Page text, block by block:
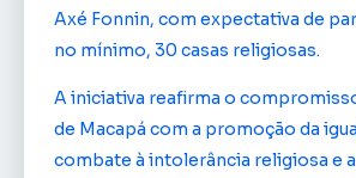
Axé Fonnin, com expectativa de
no mínimo, 30 casas religiosas.
A iniciativa reafirma o
de Macapá com a promoção da
combate à intolerância religiosa e